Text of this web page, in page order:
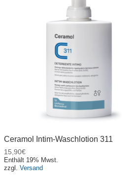
Ceramol Intim-Waschlotion 311
15,90€
Enthält 19% Mwst.
zzgl. Versand